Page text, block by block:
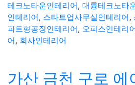
테크노타운인테리어, 대륭테크노타
인테리어, 스타트업사무실인테리어,
파트형공장인테리어, 오피스인테리
어, 회사인테리어
가산 금천 구로 에